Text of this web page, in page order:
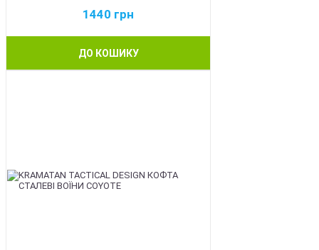
1440 грн
ДО КОШИКУ